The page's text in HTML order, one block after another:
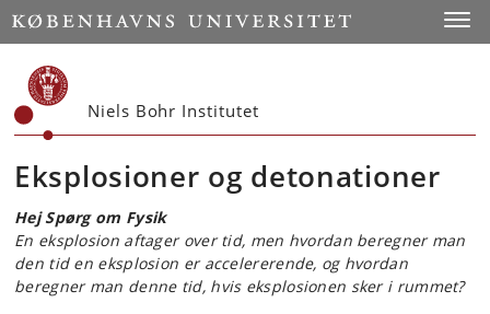
Start
Niels Bohr Institutet
Eksplosioner og detonationer
Hej Spørg om Fysik
En eksplosion aftager over tid, men hvordan beregner man
den tid en eksplosion er accelererende, og hvordan
beregner man denne tid, hvis eksplosionen sker i rummet?